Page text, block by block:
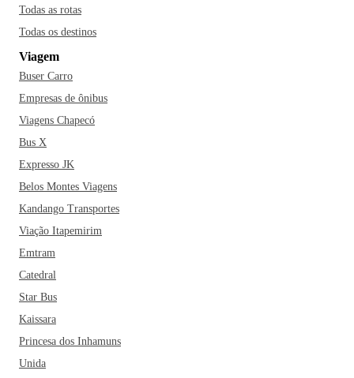
Todas as rotas
Todas os destinos
Viagem
Buser Carro
Empresas de ônibus
Viagens Chapecó
Bus X
Expresso JK
Belos Montes Viagens
Kandango Transportes
Viação Itapemirim
Emtram
Catedral
Star Bus
Kaissara
Princesa dos Inhamuns
Unida